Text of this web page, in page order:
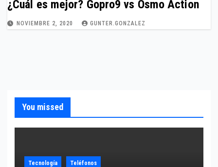
¿Cuál es mejor? Gopro9 vs Osmo Action
NOVIEMBRE 2, 2020 GUNTER.GONZALEZ
You missed
Tecnología Teléfonos